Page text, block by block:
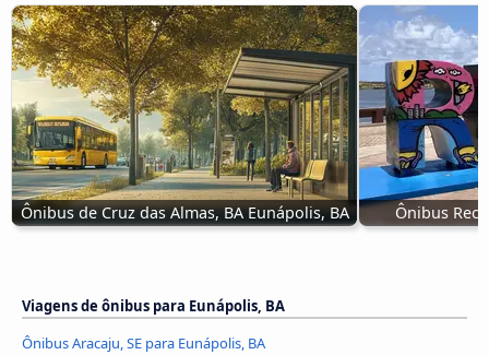
Ônibus de Cruz das Almas, BA Eunápolis, BA Ônibus
Viagens de ônibus para Eunápolis, BA
Ônibus Aracaju, SE para Eunápolis, BA